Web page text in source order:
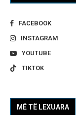
FACEBOOK
INSTAGRAM
YOUTUBE
TIKTOK
MË TË LEXUARA